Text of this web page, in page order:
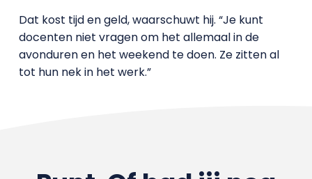
Dat kost tijd en geld, waarschuwt hij. “Je kunt
docenten niet vragen om het allemaal in de
avonduren en het weekend te doen. Ze zitten al
tot hun nek in het werk.”